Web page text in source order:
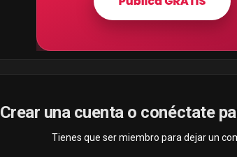
Crear una cuenta o conéctate
Tienes que ser miembro para dejar un